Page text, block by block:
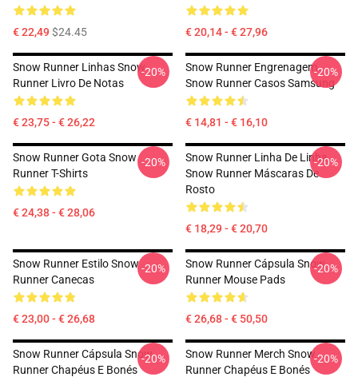
€ 22,49$24.45 € 20,14 - € 27,96
Snow Runner Linhas Snow
Runner Livro De Notas
€ 23,75 - € 26,22
-20%
Snow Runner Engrenagem
Snow Runner Casos Samsung
€ 14,81 - € 16,10
-20%
Snow Runner Gota Snow
Runner T-Shirts
€ 24,38 - € 28,06
-20%
Snow Runner Linha De Linha
Snow Runner Máscaras De
Rosto
€ 18,29 - € 20,70
-20%
Snow Runner Estilo Snow
Runner Canecas
€ 23,00 - € 26,68
-20%
Snow Runner Cápsula Snow
Runner Mouse Pads
€ 26,68 - € 50,50
-20%
Snow Runner Cápsula Snow
Runner Chapéus E Bonés
-20%
Snow Runner Merch Snow
Runner Chapéus E Bonés
-20%